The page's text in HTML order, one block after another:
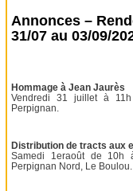
Annonces –
31/07 au 03/09/
Hommage à Jean Jaurès
Vendredi 31 juillet à
Perpignan.
Distribution de tracts aux
Samedi 1eraoût de 10h
Perpignan Nord, Le Boulou.